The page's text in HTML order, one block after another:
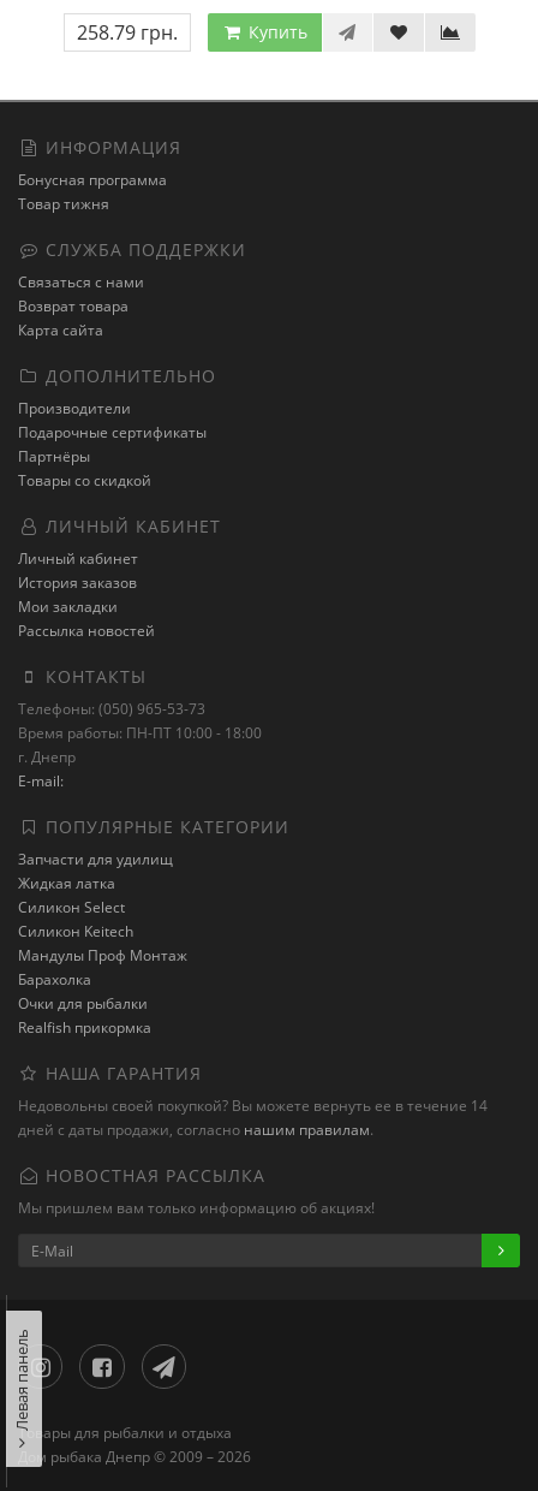
258.79 грн. Купить
ИНФОРМАЦИЯ
Бонусная программа
Товар тижня
СЛУЖБА ПОДДЕРЖКИ
Связаться с нами
Возврат товара
Карта сайта
ДОПОЛНИТЕЛЬНО
Производители
Подарочные сертификаты
Партнёры
Товары со скидкой
ЛИЧНЫЙ КАБИНЕТ
Личный кабинет
История заказов
Мои закладки
Рассылка новостей
КОНТАКТЫ
Телефоны: (050) 965-53-73
Время работы: ПН-ПТ 10:00 - 18:00
г. Днепр
E-mail:
ПОПУЛЯРНЫЕ КАТЕГОРИИ
Запчасти для удилищ
Жидкая латка
Силикон Select
Силикон Keitech
Мандулы Проф Монтаж
Барахолка
Очки для рыбалки
Realfish прикормка
НАША ГАРАНТИЯ
Недовольны своей покупкой? Вы можете вернуть ее в течение 14
дней с даты продажи, согласно нашим правилам.
НОВОСТНАЯ РАССЫЛКА
Мы пришлем вам только информацию об акциях!
Товары для рыбалки и отдыха
Дом рыбака Днепр © 2009 – 2026
Левая панель